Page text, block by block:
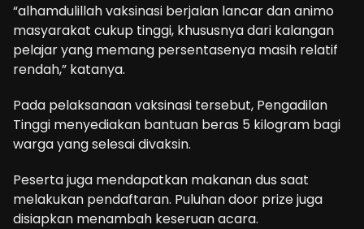
“alhamdulillah vaksinasi berjalan lancar dan animo
masyarakat cukup tinggi, khususnya dari kalangan
pelajar yang memang persentasenya masih relatif
rendah,” katanya.
Pada pelaksanaan vaksinasi tersebut, Pengadilan
Tinggi menyediakan bantuan beras 5 kilogram bagi
warga yang selesai divaksin.
Peserta juga mendapatkan makanan dus saat
melakukan pendaftaran. Puluhan door prize juga
disiapkan menambah keseruan acara.